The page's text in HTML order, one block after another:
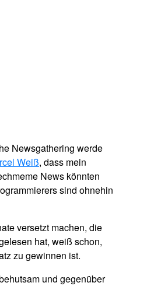
Newsgathering werde
Weiß, dass mein
News könnten
sind ohnehin
versetzt machen, die
hat, weiß schon,
zu gewinnen ist.
und gegenüber